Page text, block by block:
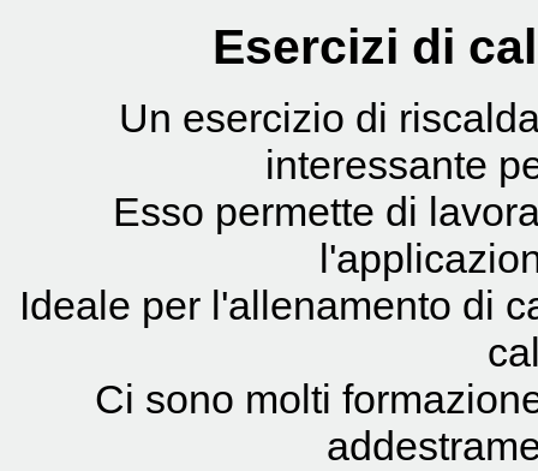
Esercizi di
Un esercizio di
interessante
Esso permette di
Ideale per l'allenamento di
Ci sono molti